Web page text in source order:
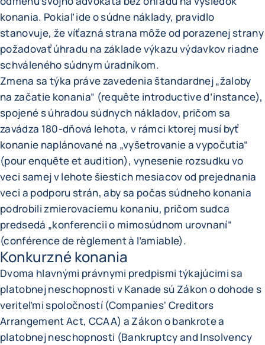
konania. Pokiaľ ide o súdne náklady, pravidlo
stanovuje, že víťazná strana môže od porazenej strany
požadovať úhradu na základe výkazu výdavkov riadne
schváleného súdnym úradníkom.
Zmena sa týka práve zavedenia štandardnej „žaloby
na začatie konania“ (requête introductive d’instance),
spojené s úhradou súdnych nákladov, pričom sa
zavádza 180-dňová lehota, v rámci ktorej musí byť
konanie naplánované na „vyšetrovanie a vypočutia“
(pour enquête et audition), vynesenie rozsudku vo
veci samej v lehote šiestich mesiacov od prejednania
veci a podporu strán, aby sa počas súdneho konania
podrobili zmierovaciemu konaniu, pričom sudca
predsedá „konferencii o mimosúdnom urovnaní“
(conférence de règlement à l’amiable).
Konkurzné konania
Dvoma hlavnými právnymi predpismi týkajúcimi sa
platobnej neschopnosti v Kanade sú Zákon o dohode s
veriteľmi spoločností (Companies' Creditors
Arrangement Act, CCAA) a Zákon o bankrote a
platobnej neschopnosti (Bankruptcy and Insolvency